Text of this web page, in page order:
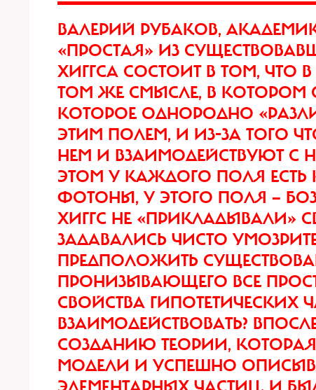
ВАЛЕРИЙ РУБАКОВ,
«ПРОСТАЯ» ИЗ
ХИГГСА СОСТОИТ В ТОМ, ЧТО
ТОМ ЖЕ СМЫСЛЕ, В КОТОРОМ
КОТОРОЕ ОДНОРОДНО
ЭТИМ ПОЛЕМ, И ИЗ-ЗА ТОГО
НЕМ И ВЗАИМОДЕЙСТВУЮТ С
ЭТОМ У КАЖДОГО ПОЛЯ ЕСТЬ
ФОТОНЫ, У ЭТОГО ПОЛЯ —
ХИГГС НЕ «ПРИКЛАДЫВАЛИ»
ЗАДАВАЛИСЬ ЧИСТО
ПРЕДПОЛОЖИТЬ
ПРОНИЗЫВАЮЩЕГО ВСЕ
СВОЙСТВА ГИПОТЕТИЧЕСКИХ
ВЗАИМОДЕЙСТВОВАТЬ?
СОЗДАНИЮ ТЕОРИИ,
МОДЕЛИ И УСПЕШНО